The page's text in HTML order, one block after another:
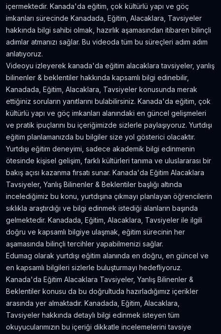
Amerika'da Teknoloji Alışverişi ve Elektronik
Eşya Fiyatları
5.636 gör. neredeyse 9 yıl önce
Kanada’da İyi Para Kazandıran 10 İş
5.381 gör.yaklaşık 8 yıl önce
Dil Öğrenmeye Nereden Başlamalı?
4.815gör.neredeyse 8 yıl önce
Kanada Aylık Yaşam Masrafları | Toronto Pahalı
Mı?
4.809gör.8 yıldan fazla önce
içermektedir. Kanada'da eğitim, çok kültürlü yapı ve göç
imkanları sürecinde Kanadada, Eğitim, Alacaklara, Tavsiyeler
hakkında bilgi sahibi olmak, hazırlık aşamasından itibaren bilinçli
adımlar atmanızı sağlar. Bu videoda tüm bu süreçleri adım adım
anlatıyoruz.
Videoyu izleyerek kanada'da eğitim alacaklara tavsiyeler, yanlış
bilinenler & beklentiler hakkında kapsamlı bilgi edinebilir,
Kanadada, Eğitim, Alacaklara, Tavsiyeler konusunda merak
ettiğiniz soruların yanıtlarını bulabilirsiniz. Kanada'da eğitim, çok
kültürlü yapı ve göç imkanları alanındaki en güncel gelişmeleri
ve pratik ipuçlarını bu içeriğimizde sizlerle paylaşıyoruz. Yurtdışı
eğitim planlamanızda bu bilgiler size yol gösterici olacaktır.
Yurtdışı eğitim deneyimi, sadece akademik bilgi edinmenin
ötesinde kişisel gelişim, farklı kültürleri tanıma ve uluslararası bir
bakış açısı kazanma fırsatı sunar. Kanada'da Eğitim Alacaklara
Tavsiyeler, Yanlış Bilinenler & Beklentiler başlığı altında
incelediğimiz bu konu, yurtdışına çıkmayı planlayan öğrencilerin
sıklıkla araştırdığı ve bilgi edinmek istediği alanların başında
gelmektedir. Kanadada, Eğitim, Alacaklara, Tavsiyeler ile ilgili
doğru ve kapsamlı bilgiye ulaşmak, eğitim sürecinin her
aşamasında bilinçli tercihler yapabilmenizi sağlar.
Edumag olarak yurtdışı eğitim alanında en doğru, en güncel ve
en kapsamlı bilgileri sizlerle buluşturmayı hedefliyoruz.
Kanada'da Eğitim Alacaklara Tavsiyeler, Yanlış Bilinenler &
Beklentiler konusu da bu doğrultuda hazırladığımız içerikler
arasında yer almaktadır. Kanadada, Eğitim, Alacaklara,
Tavsiyeler hakkında detaylı bilgi edinmek isteyen tüm
okuyucularımızın bu içeriği dikkatle incelemelerini tavsiye